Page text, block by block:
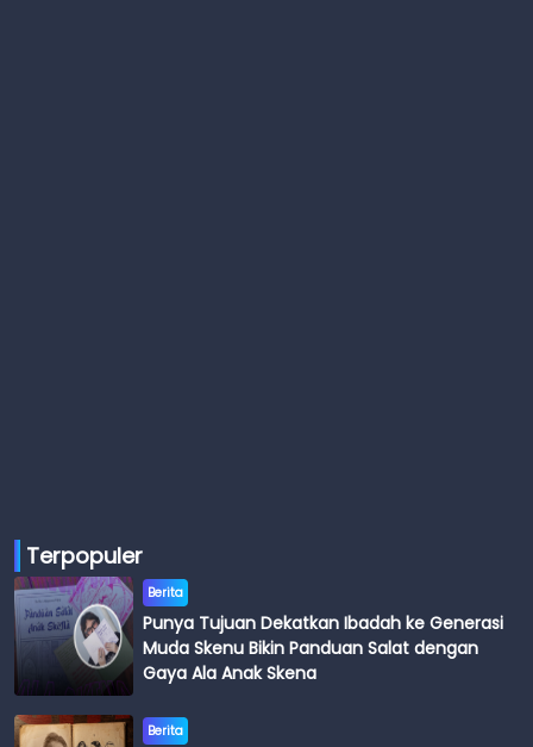
Terpopuler
Berita
Punya Tujuan Dekatkan Ibadah ke Generasi
Muda Skenu Bikin Panduan Salat dengan
Gaya Ala Anak Skena
Berita